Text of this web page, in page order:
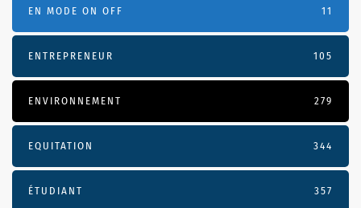
EN MODE ON OFF 11
ENTREPRENEUR 105
ENVIRONNEMENT 279
EQUITATION 344
ÉTUDIANT 357